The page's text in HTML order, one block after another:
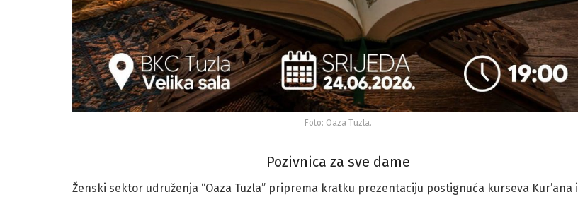
Foto: Oaza Tuzla.
Pozivnica za sve dame
Ženski sektor udruženja “Oaza Tuzla” priprema kratku prezentaciju postignuća kurseva Kur’ana i